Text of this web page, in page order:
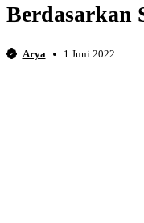
Berdasarkan
Arya 1 Juni 2022